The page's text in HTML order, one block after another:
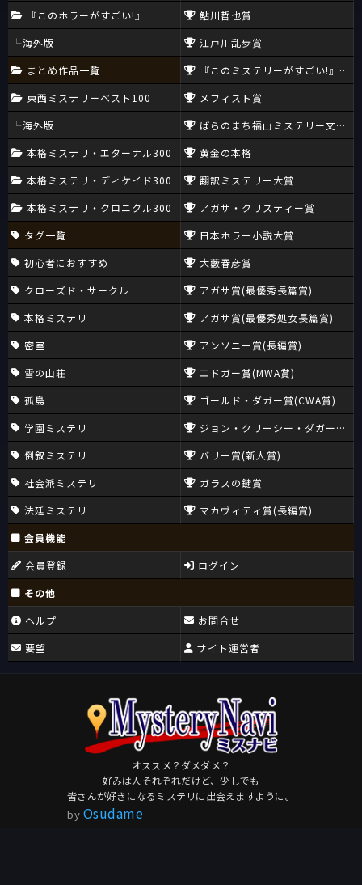
『このホラーがすごい!』
海外版
まとめ作品一覧
東西ミステリーベスト100
海外版
本格ミステリ・エターナル300
本格ミステリ・ディケイド300
本格ミステリ・クロニクル300
タグ一覧
初心者におすすめ
クローズド・サークル
本格ミステリ
密室
雪の山荘
孤島
学園ミステリ
倒叙ミステリ
社会派ミステリ
法廷ミステリ
鮎川哲也賞
江戸川乱歩賞
『このミステリーがすごい!』大賞
メフィスト賞
ばらのまち福山ミステリー文学新
黄金の本格
翻訳ミステリー大賞
アガサ・クリスティー賞
日本ホラー小説大賞
大藪春彦賞
アガサ賞(最優秀長篇賞)
アガサ賞(最優秀処女長篇賞)
アンソニー賞(長編賞)
エドガー賞(MWA賞)
ゴールド・ダガー賞(CWA賞)
ジョン・クリーシー・ダガー賞
バリー賞(新人賞)
ガラスの鍵賞
マカヴィティ賞(長編賞)
会員機能
会員登録
ログイン
その他
ヘルプ
要望
お問合せ
サイト運営者
オススメ？ダメダメ？
好みは人それぞれだけど、少しでも
皆さんが好きになるミステリに出会えますように。
by Osudame